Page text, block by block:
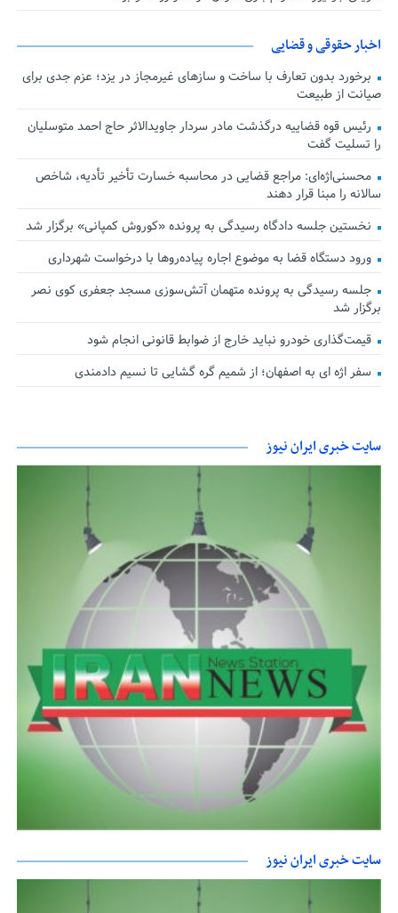
اخبار حقوقی و قضایی
برخورد بدون تعارف با ساخت‌ و سازهای غیرمجاز در یزد؛ عزم جدی برای
صیانت از طبیعت
رئیس قوه قضاییه درگذشت مادر سردار جاویدالاثر حاج احمد متوسلیان
را تسلیت گفت
محسنی‌اژه‌ای: مراجع قضایی در محاسبه خسارت تأخیر تأدیه، شاخص
سالانه را مبنا قرار دهند
نخستین جلسه دادگاه رسیدگی به پرونده «کوروش کمپانی» برگزار شد
ورود دستگاه قضا به موضوع اجاره پیاده‌روها با درخواست شهرداری
جلسه رسیدگی به پرونده متهمان آتش‌سوزی مسجد جعفری کوی نصر
برگزار شد
قیمت‌گذاری خودرو نباید خارج از ضوابط قانونی انجام شود
سفر اژه ای به اصفهان؛ از شمیم گره گشایی تا نسیم دادمندی
سایت خبری ایران نیوز
سایت خبری ایران نیوز